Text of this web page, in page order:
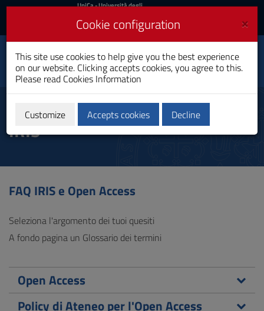
Skip
Content
to
Go
Footer
UniCa
Login
UniCa- Università degli
Login UniCA News
Toggle
navigation
University Library
System
FAQ about Open Access and
IRIS
FAQ IRIS e Open Access
Seleziona l'argomento dei tuoi quesiti
A fondo pagina un Glossario dei termini
Open Access
Policy di Ateneo per l'Open Access
×
Cookie configuration
This site use cookies to help give you the best experience
on our website. Clicking accepts cookies, you agree to this.
Please read Cookies Information
Customize Accepts cookies Decline